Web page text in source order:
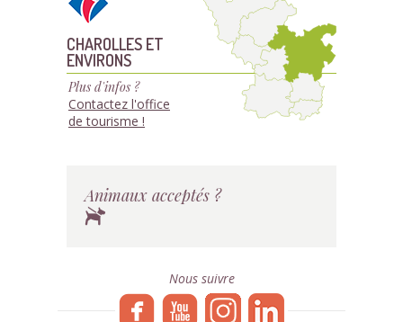
CHAROLLES ET
ENVIRONS
Plus d'infos ?
Contactez l'office
de tourisme !
Animaux acceptés ?
Nous suivre